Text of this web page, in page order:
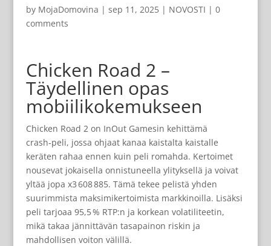
by MojaDomovina | sep 11, 2025| NOVOSTI | 0
comments
Chicken Road 2 –
Täydellinen opas
mobiilikokemukseen
Chicken Road 2 on InOut Gamesin kehittämä
crash‑peli, jossa ohjaat kanaa kaistalta kaistalle
keräten rahaa ennen kuin peli romahda. Kertoimet
nousevat jokaisella onnistuneella ylityksellä ja voivat
yltää jopa x3 608 885. Tämä tekee pelistä yhden
suurimmista maksimi­kertoimista markkinoilla. Lisäksi
peli tarjoaa 95,5 % RTP:n ja korkean volatiliteetin,
mikä takaa jännittävän tasapainon riskin ja
mahdollisen voiton välillä.